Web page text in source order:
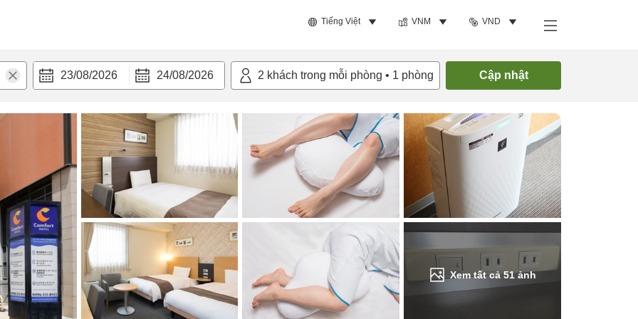
Tiếng Việt VNM VND
23/08/2026 24/08/2026 2 khách trong mỗi phòng • 1 phòng Cập nhật
Xem tất cả51ảnh
bật Tiện nghi Tìm phòng trống